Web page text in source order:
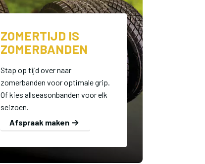
ZOMERTIJD IS
ZOMERBANDEN
Stap op tijd over naar
zomerbanden voor optimale grip.
Of kies allseasonbanden voor elk
seizoen.
Afspraak maken